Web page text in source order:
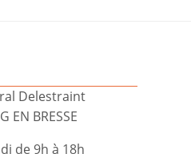
Delestraint
EN BRESSE
de 9h à 18h